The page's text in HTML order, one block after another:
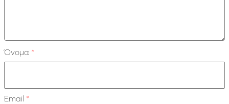
Όνομα *
Email *